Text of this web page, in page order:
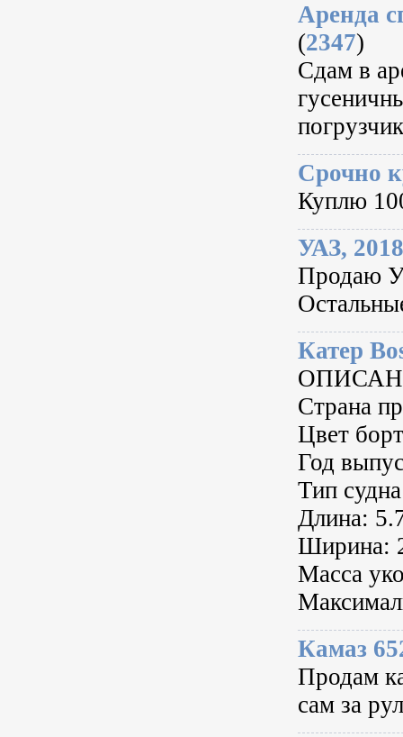
Аренда
(2347)
Сдам в
Срочно
Куплю
УАЗ, 2018
Продаю
Катер
Страна
Цвет
Год
Тип
Длина:
Ширина:
Масса
Камаз
Продам
сам за